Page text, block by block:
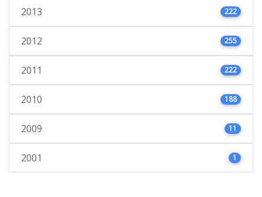
2013 222
2012 255
2011 222
2010 188
2009 11
2001 1